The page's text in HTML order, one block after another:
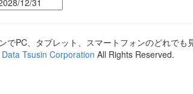
でPC、タブレット、スマートフォンのどれでも
Tsusin Corporation All Rights Reserved.